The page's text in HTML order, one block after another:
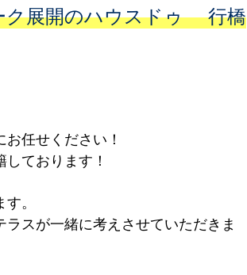
ク展開のハウスドゥ 行橋
任せください！
ております！
。
スが一緒に考えさせていただきま